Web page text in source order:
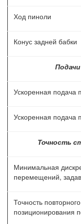
Ход пиноли
Конус задней бабки
Подачи
Ускоренная подача
Ускоренная подача
Точность
Минимальная
перемещений,
Точность повторного
позиционирования